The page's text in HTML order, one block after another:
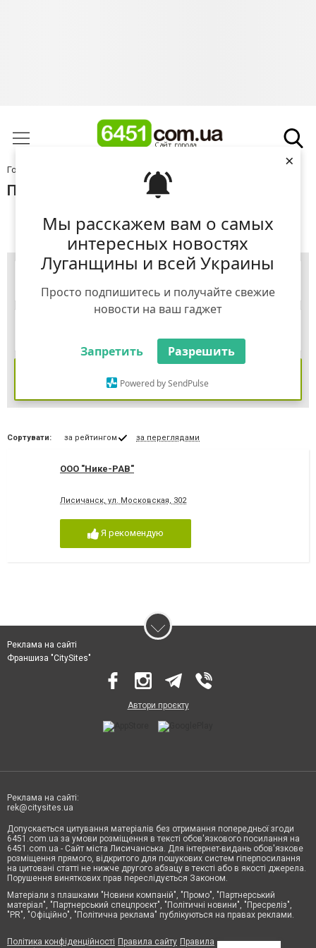
Мы расскажем вам о самых
интересных новостях
Луганщины и всей Украины
Просто подпишитесь и получайте свежие
новости на ваш гаджет
Запретить Разрешить
Powered by SendPulse
×
Головна Будівельні матеріали
Підлога Лисичанськ
+ Додати підприємство
ЗНАЙТИ
Сортувати: за рейтингом за переглядами
ООО "Нике-РАВ"
Лисичанск, ул. Московская, 302
Я рекомендую
Реклама на сайті
Франшиза "CitySites"
Автори проєкту
Реклама на сайті:
rek@citysites.ua
Допускається цитування матеріалів без отримання попередньої згоди
6451.com.ua за умови розміщення в тексті обов'язкового посилання на
6451.com.ua - Сайт міста Лисичанська. Для інтернет-видань обов'язкове
розміщення прямого, відкритого для пошукових систем гіперпосилання
на цитовані статті не нижче другого абзацу в тексті або в якості джерела.
Порушення виняткових прав переслідується Законом.
Матеріали з плашками "Новини компаній", "Промо", "Партнерський
матеріал", "Партнерський спецпроєкт", "Політичні новини", "Пресреліз",
"PR", "Офіційно", "Політична реклама" публікуються на правах реклами.
Політика конфіденційності Правила сайту Правила